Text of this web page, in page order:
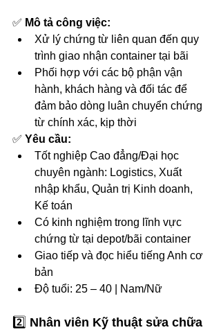
✅ Mô tả công việc:
Xử lý chứng từ liên quan đến quy
trình giao nhận container tại bãi
Phối hợp với các bộ phận vận
hành, khách hàng và đối tác để
đảm bảo dòng luân chuyển chứng
từ chính xác, kịp thời
✅ Yêu cầu:
Tốt nghiệp Cao đẳng/Đại học
chuyên ngành: Logistics, Xuất
nhập khẩu, Quản trị Kinh doanh,
Kế toán
Có kinh nghiệm trong lĩnh vực
chứng từ tại depot/bãi container
Giao tiếp và đọc hiểu tiếng Anh cơ
bản
Độ tuổi: 25 – 40 | Nam/Nữ
2️⃣ Nhân viên Kỹ thuật sửa chữa